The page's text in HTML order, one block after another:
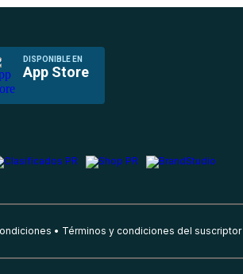
DISPONIBLE EN
App Store
Términos y condiciones del suscriptor